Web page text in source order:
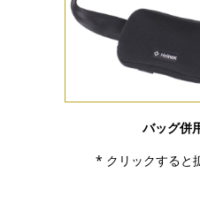
バッグ併
* クリックすると